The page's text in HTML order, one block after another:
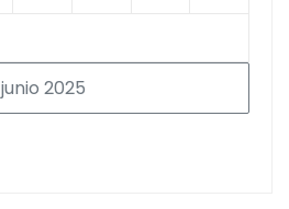
junio 2025